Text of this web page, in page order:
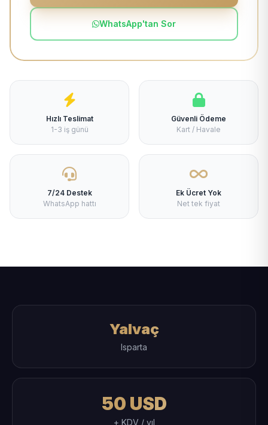
WhatsApp'tan Sor
Hızlı Teslimat
1-3 iş günü
Güvenli Ödeme
Kart / Havale
7/24 Destek
WhatsApp hattı
Ek Ücret Yok
Net tek fiyat
Yalvaç
Isparta
50 USD
+ KDV / yıl